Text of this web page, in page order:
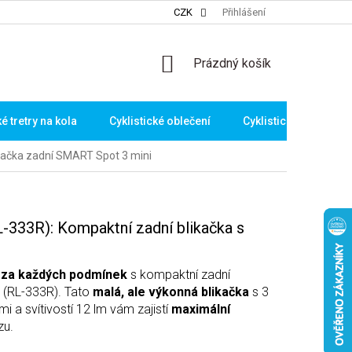
CZK Přihlášení
NÁKUPNÍ
Prázdný košík
tretry na kola Cyklistické oblečení Cyklistické brýle
zadní SMART Spot 3 mini
333R): Kompaktní zadní blikačka s
každých podmínek s kompaktní zadní
333R). Tato malá, ale výkonná blikačka s 3
a svítivostí 12 lm vám zajistí maximální